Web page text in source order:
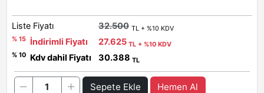
Liste Fiyatı 32.500 TL + %10 KDV
% 15
İndirimli Fiyatı 27.625 TL + %10 KDV
% 10
Kdv dahil Fiyatı 30.388 TL
Sepete Ekle Hemen Al